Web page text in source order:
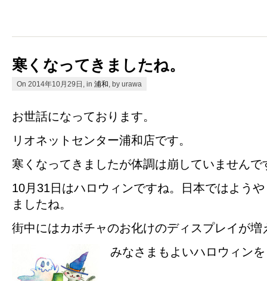
寒くなってきましたね。
On 2014年10月29日, in 浦和 , by urawa
お世話になっております。
リオネットセンター浦和店です。
寒くなってきましたが体調は崩していませんで
10月31日はハロウィンですね。日本ではよう
ましたね。
街中にはカボチャのお化けのディスプレイが増
みなさまもよいハロウィン